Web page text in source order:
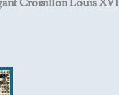
Croisillon Louis XVI